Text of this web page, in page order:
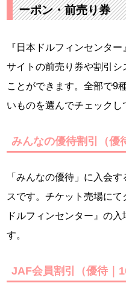
ーポン・前売り券
『日本ドルフィンセンタ
サイトの前売り券や割引シ
ことができます。全部で9
いものを選んでチェックし
みんなの優待割引（優
「みんなの優待」に入会
スです。チケット売場に
ドルフィンセンター』の
す。
JAF会員割引（優待｜